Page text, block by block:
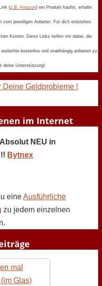
(z.B. Amazon) ein Produkt kaufst, erhalte
vom jeweiligen Anbieter. Für dich entstehen
Kosten. Diese Links helfen mir dabei, die
weiterhin kostenlos und unabhängig anbieten zu
deine Unterstützung!
Deine Geldprobleme !
im Internet
NEU in
Bytnex
eineAusführliche
zu jedem einzelnen
mal
Glas)